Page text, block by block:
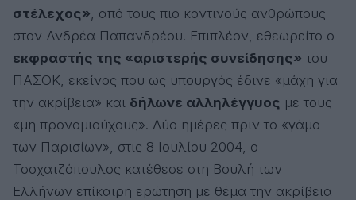
στέλεχος» , από τους πιο κοντινούς ανθρώπους
στον Ανδρέα Παπανδρέου. Επιπλέον, εθεωρείτο ο
εκφραστής της «αριστερής συνείδησης» του
ΠΑΣΟΚ, εκείνος που ως υπουργός έδινε «μάχη για
την ακρίβεια» και δήλωνε αλληλέγγυος με τους
«μη προνομιούχους». Δύο ημέρες πριν το «γάμο
των Παρισίων», στις 8 Ιουλίου 2004, ο
Τσοχατζόπουλος κατέθεσε στη Βουλή των
Ελλήνων επίκαιρη ερώτηση με θέμα την ακρίβεια